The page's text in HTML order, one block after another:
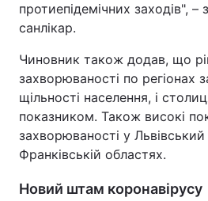
Відео з Youtube
Інтерв'ю
Архів
Контакти
Послуги
протиепідемічних заходів", –
санлікар.
Чиновник також додав, що
захворюваності по регіонах
щільності населення, і
показником. Також високі
захворюваності у Львівський
Франківській областях.
Новий штам коронавірусу